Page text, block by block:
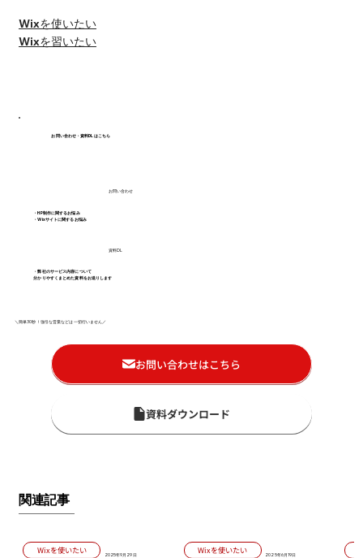
Wixを使いたい
Wixを習いたい
お問い合わせ・資料DLはこちら
お問い合わせ
・HP制作に関するお悩み
・Wixサイトに関するお悩み
資料DL
・弊社のサービス内容について
分かりやすくまとめた資料をお送りします
＼簡単30秒！強引な営業などは一切行いません／
お問い合わせはこちら
資料ダウンロード
関連記事
Wixを使いたい 2025年9月29日 Wixを使いたい 2025年6月19日